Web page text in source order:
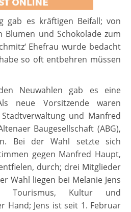
gab es kräftigen Beifall; von
Blumen und Schokolade zum
Ehefrau wurde bedacht
so oft entbehren müssen
Neuwahlen gab es eine
neue Vorsitzende waren
und Manfred
Baugesellschaft (ABG),
Bei der Wahl setzte sich
gegen Manfred Haupt,
durch; drei Mitglieder
Wahl liegen bei Melanie Jens
Tourismus, Kultur und
Hand; Jens ist seit 1. Februar